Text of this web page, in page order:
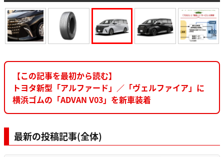
【この記事を最初から読む】
トヨタ新型「アルファード」／「ヴェルファイア」に
横浜ゴムの「ADVAN V03」を新車装着
最新の投稿記事(全体)